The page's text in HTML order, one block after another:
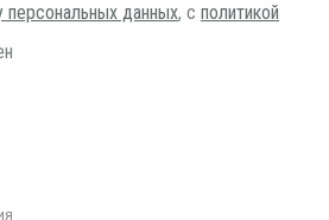
персональных данных, с политикой